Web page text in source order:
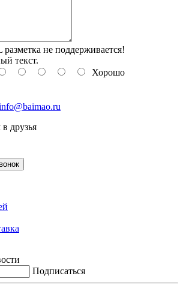
не поддерживается!
текст.
Хорошо
друзья
Подписаться